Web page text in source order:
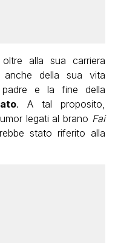
alla sua carriera
della sua vita
e la fine della
. A tal proposito,
legati al brano Fai
stato riferito alla